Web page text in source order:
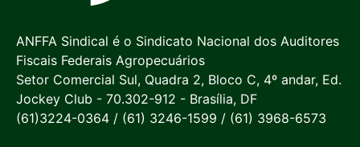
ANFFA Sindical é o Sindicato Nacional dos Auditores
Fiscais Federais Agropecuários
Setor Comercial Sul, Quadra 2, Bloco C, 4º andar, Ed.
Jockey Club - 70.302-912 - Brasília, DF
(61)3224-0364 / (61) 3246-1599 / (61) 3968-6573